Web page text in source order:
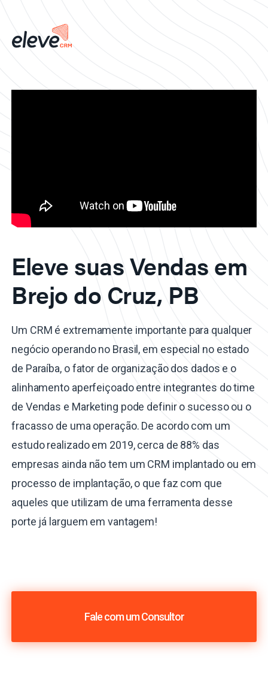
Eleve suas Vendas em
Brejo do Cruz, PB
Um CRM é extremamente importante para qualquer
negócio operando no Brasil, em especial no estado
de Paraíba, o fator de organização dos dados e o
alinhamento aperfeiçoado entre integrantes do time
de Vendas e Marketing pode definir o sucesso ou o
fracasso de uma operação. De acordo com um
estudo realizado em 2019, cerca de 88% das
empresas ainda não tem um CRM implantado ou em
processo de implantação, o que faz com que
aqueles que utilizam de uma ferramenta desse
porte já larguem em vantagem!
Fale com um Consultor